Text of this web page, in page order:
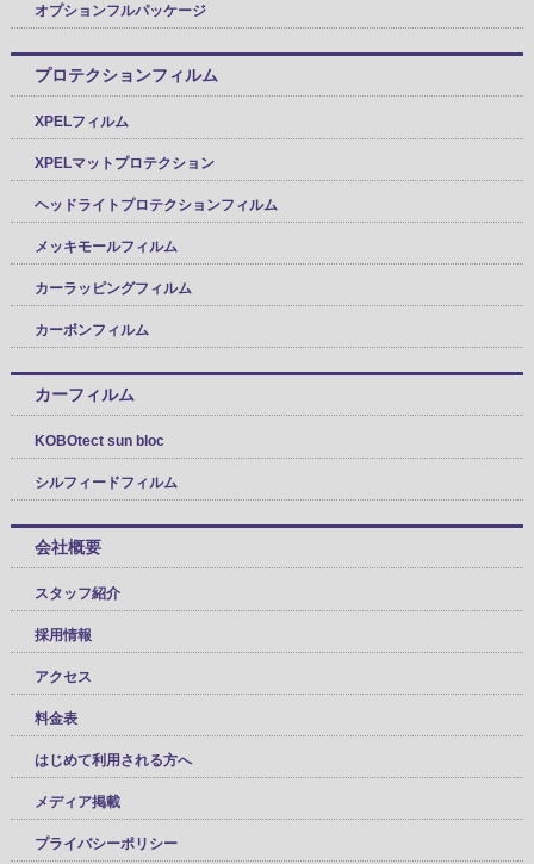
オプションフルパッケージ
プロテクションフィルム
XPELフィルム
XPELマットプロテクション
ヘッドライトプロテクションフィルム
メッキモールフィルム
カーラッピングフィルム
カーボンフィルム
カーフィルム
KOBOtect sun bloc
シルフィードフィルム
会社概要
スタッフ紹介
採用情報
アクセス
料金表
はじめて利用される方へ
メディア掲載
プライバシーポリシー